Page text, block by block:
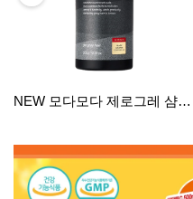
NEW 모다모다 제로그레 샴푸